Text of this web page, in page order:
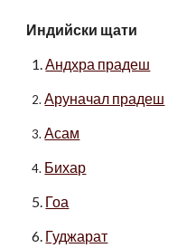
Индийски щати
1.Андхра прадеш
2. Аруначал прадеш
3. Асам
4. Бихар
5. Гоа
6. Гуджарат